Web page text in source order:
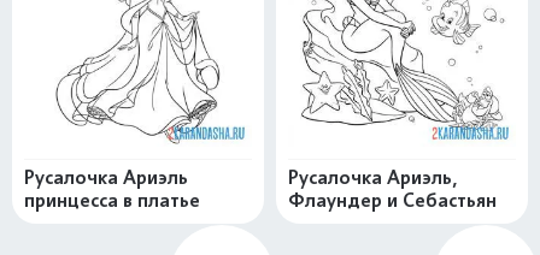
Русалочка Ариэль
принцесса в платье
Русалочка Ариэль,
Флаундер и Себастьян